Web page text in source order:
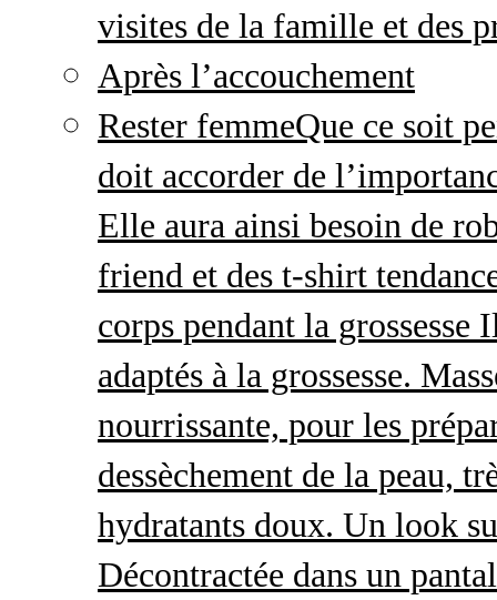
visites de la famille et des
Après l’accouchement
Rester femmeQue ce soit
doit accorder de
Elle aura ainsi besoin de
friend et des t-shirt
corps pendant la
adaptés à la grossesse.
nourrissante, pour les
dessèchement de la peau,
hydratants doux. Un look
Décontractée dans un